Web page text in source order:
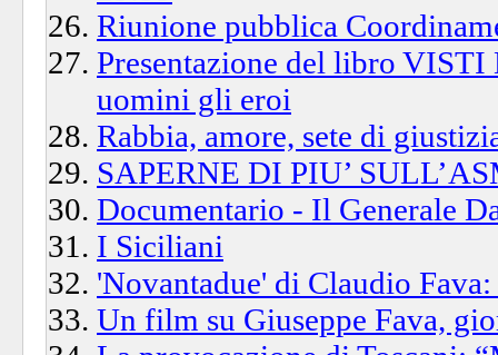
Riunione pubblica
Presentazione del libro
uomini gli eroi
Rabbia, amore, sete di
SAPERNE DI PIU’
Documentario - Il Generale
I Siciliani
'Novantadue' di Claudio
Un film su Giuseppe Fava,